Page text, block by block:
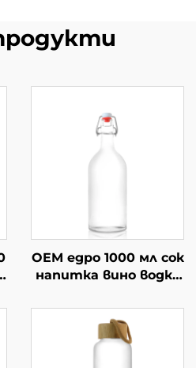
OEM едро 1000 мл сок
напитка вино водка
за пиене